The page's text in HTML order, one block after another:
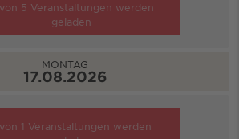
von 5 Veranstaltungen werden
geladen
MONTAG
17.08.2026
von 1 Veranstaltungen werden